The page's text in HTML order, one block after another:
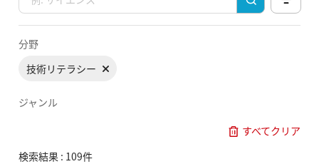
分野
技術リテラシー
ジャンル
すべてクリア
検索結果 : 109件